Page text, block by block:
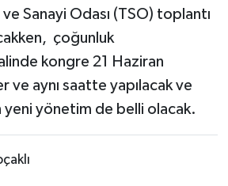
Sanayi Odası (TSO) toplantı
çoğunluk
kongre 21 Haziran
ve aynı saatte yapılacak ve
yeni yönetim de belli olacak.